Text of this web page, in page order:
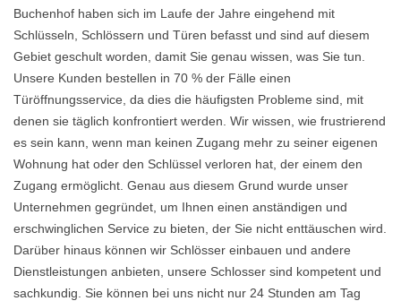
Buchenhof haben sich im Laufe der Jahre eingehend mit
Schlüsseln, Schlössern und Türen befasst und sind auf diesem
Gebiet geschult worden, damit Sie genau wissen, was Sie tun.
Unsere Kunden bestellen in 70 % der Fälle einen
Türöffnungsservice, da dies die häufigsten Probleme sind, mit
denen sie täglich konfrontiert werden. Wir wissen, wie frustrierend
es sein kann, wenn man keinen Zugang mehr zu seiner eigenen
Wohnung hat oder den Schlüssel verloren hat, der einem den
Zugang ermöglicht. Genau aus diesem Grund wurde unser
Unternehmen gegründet, um Ihnen einen anständigen und
erschwinglichen Service zu bieten, der Sie nicht enttäuschen wird.
Darüber hinaus können wir Schlösser einbauen und andere
Dienstleistungen anbieten, unsere Schlosser sind kompetent und
sachkundig. Sie können bei uns nicht nur 24 Stunden am Tag